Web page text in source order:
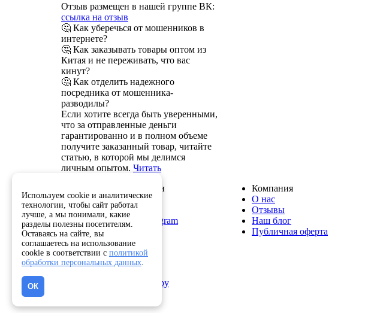
Отзыв размещен в нашей группе ВК:
ссылка на отзыв
🤔 Как уберечься от мошенников в
интернете?
🤔 Как заказывать товары оптом из
Китая и не переживать, что вас
кинут?
🤔 Как отделить надежного
посредника от мошенника-
разводилы?
Если хотите всегда быть уверенными,
что за отправленные деньги
гарантированно и в полном объеме
получите заказанный товар, читайте
статью, в которой мы делимся
личным опытом. Читать
Служба поддержки
8 800 222-82-50
info@optkitai.com
Наш бот в Telegram
Компания
О нас
Отзывы
Наш блог
Публичная оферта
Помощь
Написать директору
Используем cookie и аналитические
технологии, чтобы сайт работал
лучше, а мы понимали, какие
разделы полезны посетителям.
Оставаясь на сайте, вы
соглашаетесь на использование
cookie в соответствии с политикой
обработки персональных данных.
ОК